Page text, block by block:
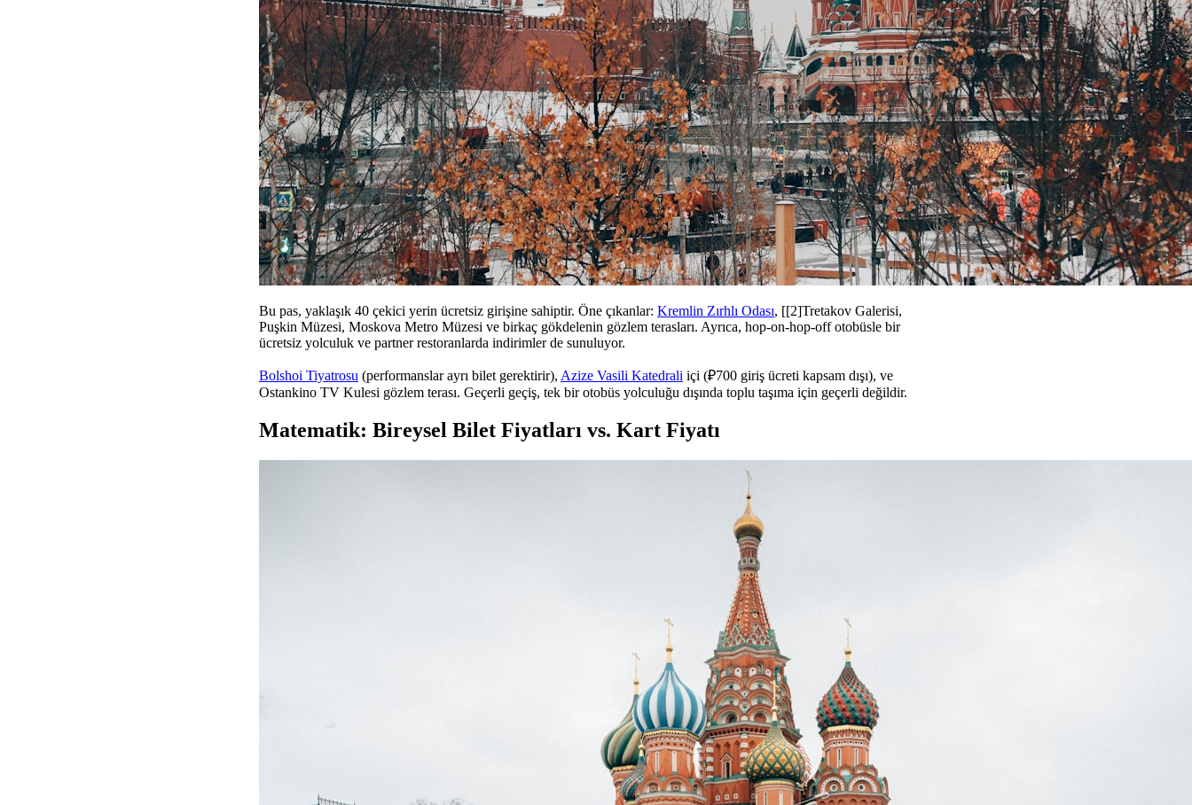
Bu pas, yaklaşık 40 çekici yerin ücretsiz girişine sahiptir. Öne çıkanlar: Kremlin Zırhlı Odası, [[2]Tretakov Galerisi,
Puşkin Müzesi, Moskova Metro Müzesi ve birkaç gökdelenin gözlem terasları. Ayrıca, hop-on-hop-off otobüsle bir
ücretsiz yolculuk ve partner restoranlarda indirimler de sunuluyor.
Bolshoi Tiyatrosu (performanslar ayrı bilet gerektirir), Azize Vasili Katedrali içi (₽700 giriş ücreti kapsam dışı), ve
Ostankino TV Kulesi gözlem terası. Geçerli geçiş, tek bir otobüs yolculuğu dışında toplu taşıma için geçerli değildir.
Matematik: Bireysel Bilet Fiyatları vs. Kart Fiyatı